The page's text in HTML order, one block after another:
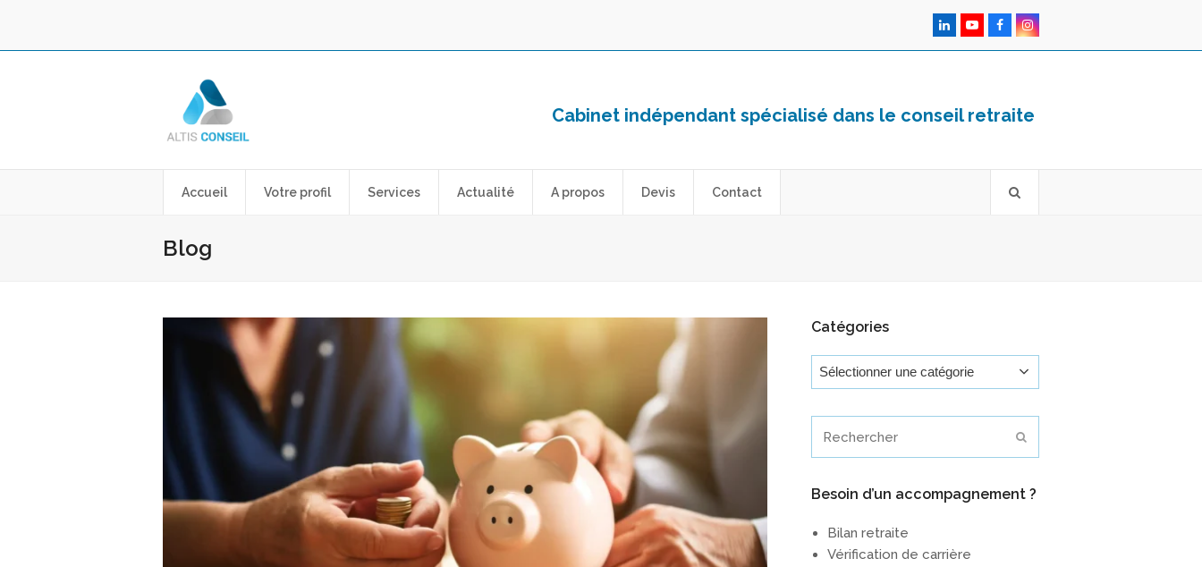
LinkedInYouTubeFacebookInstagram
Cabinet indépendant spécialisé dans le conseil retraite
Accueil Votre profil Services Actualité A propos Devis Contact
Blog
Catégories
Catégories
Besoin d’un accompagnement ?
Bilan retraite
Vérification de carrière